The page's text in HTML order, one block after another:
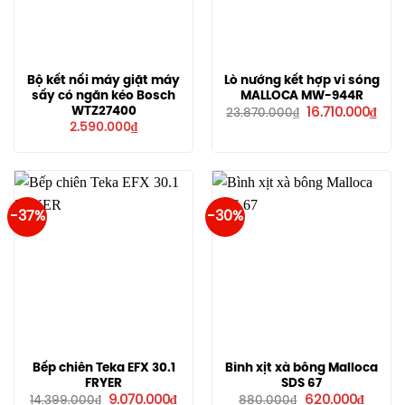
Bộ kết nối máy giặt máy
sấy có ngăn kéo Bosch
WTZ27400
2.590.000₫
Lò nướng kết hợp vi sóng
MALLOCA MW-944R
23.870.000₫ Giá
16.710.000₫Giá
hiện
-37%
Bếp chiên Teka EFX 30.1
FRYER
14.399.000₫
Giá
9.070.000₫Giá
-30%
Bình xịt xà bông Malloca
SDS 67
880.000₫
Giá
620.000₫Giá